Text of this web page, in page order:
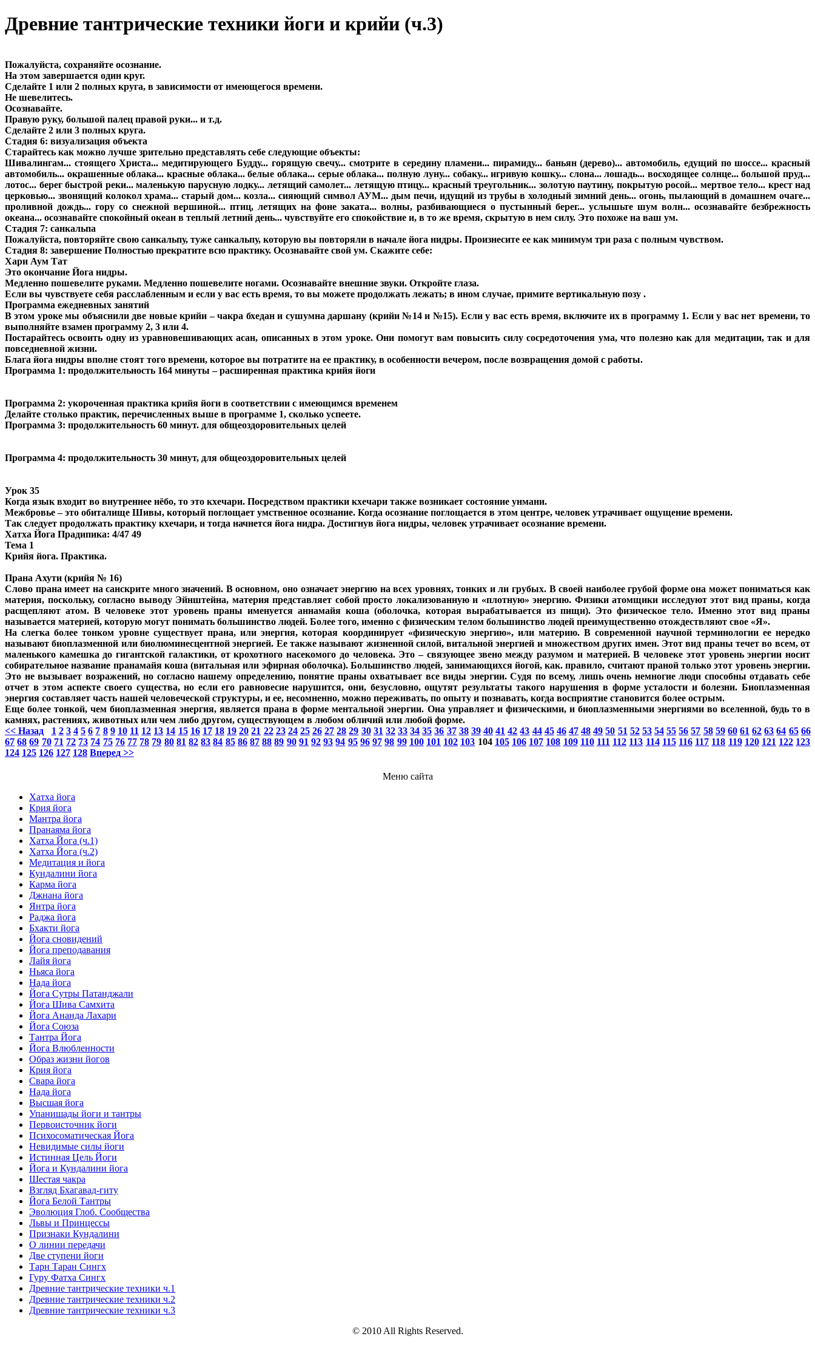
Древние тантрические техники йоги и крийи (ч.3)
Пожалуйста, сохраняйте осознание.
На этом завершается один круг.
Сделайте 1 или 2 полных круга, в зависимости от имеющегося времени.
Не шевелитесь.
Осознавайте.
Правую руку, большой палец правой руки... и т.д.
Сделайте 2 или 3 полных круга.
Стадия 6: визуализация объекта
Старайтесь как можно лучше зрительно представлять себе следующие объекты:
Шивалингам... стоящего Христа... медитирующего Будду... горящую свечу... смотрите в середину пламени... пирамиду... баньян (дерево)... автомобиль, едущий по шоссе... красный
автомобиль... окрашенные облака... красные облака... белые облака... серые облака... полную луну... собаку... игривую кошку... слона... лошадь... восходящее солнце... большой пруд...
лотос... берег быстрой реки... маленькую парусную лодку... летящий самолет... летящую птицу... красный треугольник... золотую паутину, покрытую росой... мертвое тело... крест над
церковью... звонящий колокол храма... старый дом... козла... сияющий символ АУМ... дым печи, идущий из трубы в холодный зимний день... огонь, пылающий в домашнем очаге...
проливной дождь... гору со снежной вершиной... птиц, летящих на фоне заката... волны, разбивающиеся о пустынный берег... услышьте шум волн... осознавайте безбрежность
океана... осознавайте спокойный океан в теплый летний день... чувствуйте его спокойствие и, в то же время, скрытую в нем силу. Это похоже на ваш ум.
Стадия 7: санкальпа
Пожалуйста, повторяйте свою санкальпу, туже санкальпу, которую вы повторяли в начале йога нидры. Произнесите ее как минимум три раза с полным чувством.
Стадия 8: завершение Полностью прекратите всю практику. Осознавайте свой ум. Скажите себе:
Хари Аум Тат
Это окончание Йога нидры.
Медленно пошевелите руками. Медленно пошевелите ногами. Осознавайте внешние звуки. Откройте глаза.
Если вы чувствуете себя расслабленным и если у вас есть время, то вы можете продолжать лежать; в ином случае, примите вертикальную позу .
Программа ежедневных занятий
В этом уроке мы объяснили две новые крийи – чакра бхедан и сушумна даршану (крийи №14 и №15). Если у вас есть время, включите их в программу 1. Если у вас нет времени, то
выполняйте взамен программу 2, 3 или 4.
Постарайтесь освоить одну из уравновешивающих асан, описанных в этом уроке. Они помогут вам повысить силу сосредоточения ума, что полезно как для медитации, так и для
повседневной жизни.
Блага йога нидры вполне стоят того времени, которое вы потратите на ее практику, в особенности вечером, после возвращения домой с работы.
Программа 1: продолжительность 164 минуты – расширенная практика крийя йоги
Программа 2: укороченная практика крийя йоги в соответствии с имеющимся временем
Делайте столько практик, перечисленных выше в программе 1, сколько успеете.
Программа 3: продолжительность 60 минут. для общеоздоровительных целей
Программа 4: продолжительность 30 минут, для общеоздоровительных целей
Урок 35
Когда язык входит во внутреннее нёбо, то это кхечари. Посредством практики кхечари также возникает состояние унмани.
Межбровье – это обиталище Шивы, который поглощает умственное осознание. Когда осознание поглощается в этом центре, человек утрачивает ощущение времени.
Так следует продолжать практику кхечари, и тогда начнется йога нидра. Достигнув йога нидры, человек утрачивает осознание времени.
Хатха Йога Прадипика: 4/47 49
Тема 1
Крийя йога. Практика.
Прана Ахути (крийя № 16)
Слово прана имеет на санскрите много значений. В основном, оно означает энергию на всех уровнях, тонких и ли грубых. В своей наиболее грубой форме она может пониматься как
материя, поскольку, согласно выводу Эйнштейна, материя представляет собой просто локализованную и «плотную» энергию. Физики атомщики исследуют этот вид праны, когда
расщепляют атом. В человеке этот уровень праны именуется аннамайя коша (оболочка, которая вырабатывается из пищи). Это физическое тело. Именно этот вид праны
называется материей, которую могут понимать большинство людей. Более того, именно с физическим телом большинство людей преимущественно отождествляют свое «Я».
На слегка более тонком уровне существует прана, или энергия, которая координирует «физическую энергию», или материю. В современной научной терминологии ее нередко
называют биоплазменной или биолюминесцентной энергией. Ее также называют жизненной силой, витальной энергией и множеством других имен. Этот вид праны течет во всем, от
маленького камешка до гигантской галактики, от крохотного насекомого до человека. Это – связующее звено между разумом и материей. В человеке этот уровень энергии носит
собирательное название пранамайя коша (витальная или эфирная оболочка). Большинство людей, занимающихся йогой, как. правило, считают праной только этот уровень энергии.
Это не вызывает возражений, но согласно нашему определению, понятие праны охватывает все виды энергии. Судя по всему, лишь очень немногие люди способны отдавать себе
отчет в этом аспекте своего существа, но если его равновесие нарушится, они, безусловно, ощутят результаты такого нарушения в форме усталости и болезни. Биоплазменная
энергия составляет часть нашей человеческой структуры, и ее, несомненно, можно переживать, по опыту и познавать, когда восприятие становится более острым.
Еще более тонкой, чем биоплазменная энергия, является прана в форме ментальной энергии. Она управляет и физическими, и биоплазменными энергиями во вселенной, будь то в
камнях, растениях, животных или чем либо другом, существующем в любом обличий или любой форме.
<< Назад
1 2 3 4 5 6 7 8 9 10 11 12 13 14 15 16 17 18 19 20 21 22 23 24 25 26 27 28 29 30 31 32 33 34 35 36 37 38 39 40 41 42 43 44 45 46 47 48 49 50 51 52 53 54 55 56 57 58 59 60 61 62 63 64 65 66
67 68 69 70 71 72 73 74 75 76 77 78 79 80 81 82 83 84 85 86 87 88 89 90 91 92 93 94 95 96 97 98 99 100 101 102 103 104 105 106 107 108 109 110 111 112 113 114 115 116 117 118 119 120 121 122 123
124 125 126 127 128 Вперед >>
Меню сайта
Хатха йога
Крия йога
Мантра йога
Пранаяма йога
Хатха Йога (ч.1)
Хатха Йога (ч.2)
Медитация и йога
Кундалини йога
Карма йога
Джнана йога
Янтра йога
Раджа йога
Бхакти йога
Йога сновидений
Йога преподавания
Лайя йога
Ньяса йога
Нада йога
Йога Сутры Патанджали
Йога Шива Самхита
Йога Ананда Лахари
Йога Союза
Тантра Йога
Йога Влюбленности
Образ жизни йогов
Крия йога
Свара йога
Нада йога
Высшая йога
Упанишады йоги и тантры
Первоисточник йоги
Психосоматическая Йога
Невидимые силы йоги
Истинная Цель Йоги
Йога и Кундалини йога
Шестая чакра
Взгляд Бхагавад-гиту
Йога Белой Тантры
Эволюция Глоб. Сообщества
Львы и Принцессы
Признаки Кундалини
О линии передачи
Две ступени йоги
Тарн Таран Сингх
Гуру Фатха Сингх
Древние тантрические техники ч.1
Древние тантрические техники ч.2
Древние тантрические техники ч.3
© 2010 All Rights Reserved.